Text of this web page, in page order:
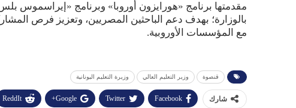
مقدمتها برنامج «هورايزون أوروبا» وبرنامج «إيراسموس
بالوزارة؛ بهدف دعم الباحثين المصريين، وتعزيز فرص
مع المؤسسات الأوروبية.
قنصوة وزير التعليم العالي وزيرة التعليم اليونانية
شارك Facebook
Twitter
Google+
ReddIt